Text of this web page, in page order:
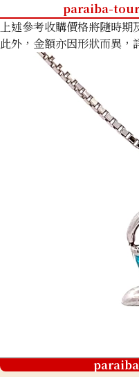
paraiba-
上述參考收購價格將隨時期
此外，金額亦因形狀而異，